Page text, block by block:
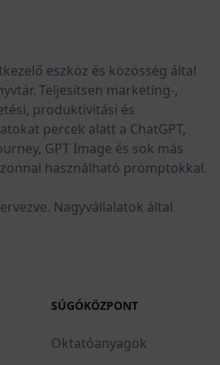
eszköz és közösség által
Teljesítsen marketing-,
produktivitási és
percek alatt a ChatGPT,
GPT Image és sok más
használható promptokkal.
Nagyvállalatok által
SÚGÓKÖZPONT
Oktatóanyagok